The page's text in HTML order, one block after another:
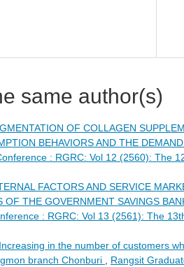
same author(s)
OF COLLAGEN
BEHAVIORS AND THE
: RGRC: Vol 12 (2560): The
FACTORS AND SERVICE
THE GOVERNMENT SAVINGS
: RGRC: Vol 13 (2561): The
Increasing in the number of customers
branch Chonburi
Rangsit